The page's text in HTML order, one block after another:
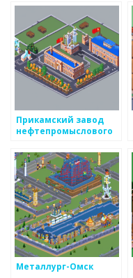
Прикамский завод
нефтепромыслового
Металлург-Омск